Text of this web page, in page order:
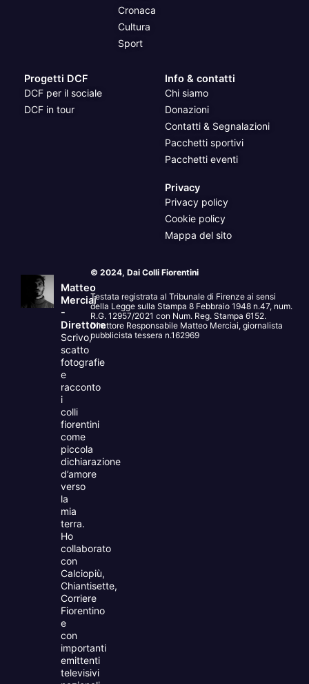
Cronaca
Cultura
Sport
Progetti DCF
DCF per il sociale
DCF in tour
Info & contatti
Chi siamo
Donazioni
Contatti & Segnalazioni
Pacchetti sportivi
Pacchetti eventi
Privacy
Privacy policy
Cookie policy
Mappa del sito
Matteo
Merciai
-
Direttore
Scrivo,
scatto
fotografie
e
racconto
i
colli
fiorentini
come
piccola
dichiarazione
d’amore
verso
la
mia
terra.
Ho
collaborato
con
Calciopiù,
Chiantisette,
Corriere
Fiorentino
e
con
importanti
emittenti
televisivi
© 2024, Dai Colli Fiorentini
Testata registrata al Tribunale di Firenze ai sensi
della Legge sulla Stampa 8 Febbraio 1948 n.47, num.
R.G. 12957/2021 con Num. Reg. Stampa 6152.
Direttore Responsabile Matteo Merciai, giornalista
pubblicista tessera n.162969